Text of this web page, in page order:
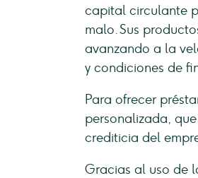
capital circulante
malo. Sus
avanzando a la
y condiciones de
Para ofrecer
personalizada,
crediticia del
Gracias al uso de